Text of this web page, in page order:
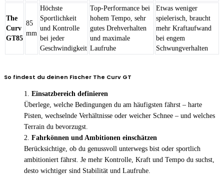
The
Curv
GT85
85
mm
Höchste
Sportlichkeit
und Kontrolle
bei jeder
Geschwindigkeit
Top-Performance bei
hohem Tempo, sehr
gutes Drehverhalten
und maximale
Laufruhe
Etwas weniger
spielerisch, braucht
mehr Kraftaufwand
bei engem
Schwungverhalten
So findest du deinen Fischer The Curv GT
Einsatzbereich definieren
Überlege, welche Bedingungen du am häufigsten fährst – harte
Pisten, wechselnde Verhältnisse oder weicher Schnee – und welches
Terrain du bevorzugst.
Fahrkönnen und Ambitionen einschätzen
Berücksichtige, ob du genussvoll unterwegs bist oder sportlich
ambitioniert fährst. Je mehr Kontrolle, Kraft und Tempo du suchst,
desto wichtiger sind Stabilität und Laufruhe.